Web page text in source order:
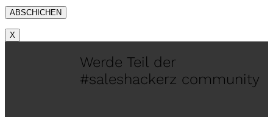
X
Werde Teil der
#saleshackerz community